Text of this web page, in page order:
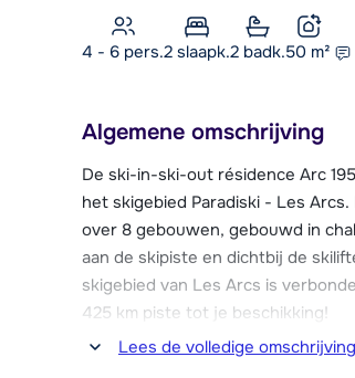
4 - 6 pers.2 slaapk.2 badk.50 m²
Algemene omschrijving
De ski-in-ski-out résidence Arc
het skigebied Paradiski - Les
over 8 gebouwen, gebouwd in
aan de skipiste en dichtbij de
skigebied van Les Arcs is
425 km piste tot je beschikking!
Lees de volledige omschrijving